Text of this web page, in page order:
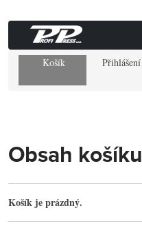
Košík Přihlášení
Obsah košíku
Košík je prázdný.